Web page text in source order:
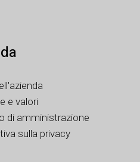
e valori
di amministrazione
sulla privacy